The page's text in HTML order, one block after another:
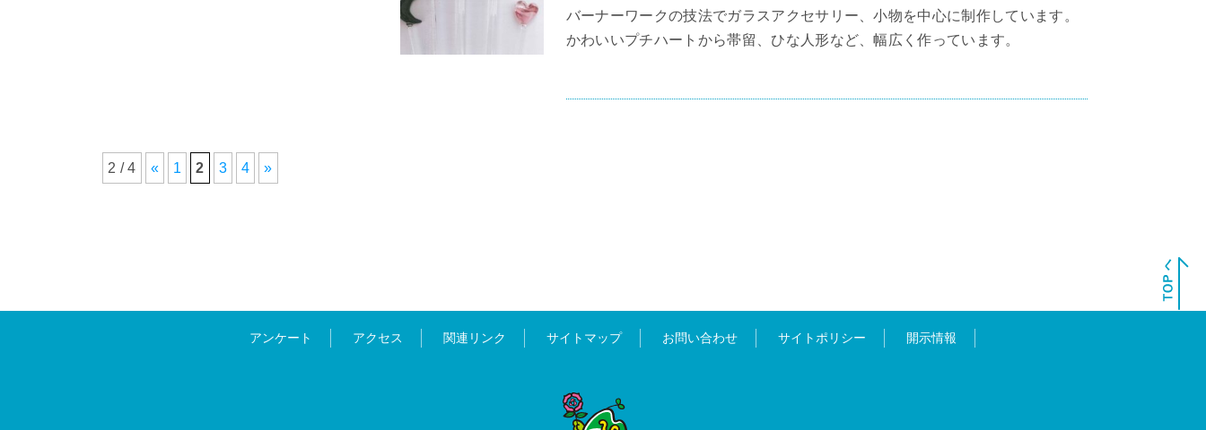
バーナーワークの技法でガラスアクセサリー、小物を中心に制作しています。
かわいいプチハートから帯留、ひな人形など、幅広く作っています。
2 / 4 « 1 2 3 4 »
アンケート アクセス 関連リンク サイトマップ お問い合わせ サイトポリシー 開示情報